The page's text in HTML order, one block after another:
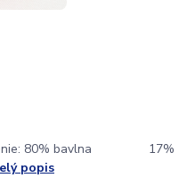
80% bavlna 17%
popis